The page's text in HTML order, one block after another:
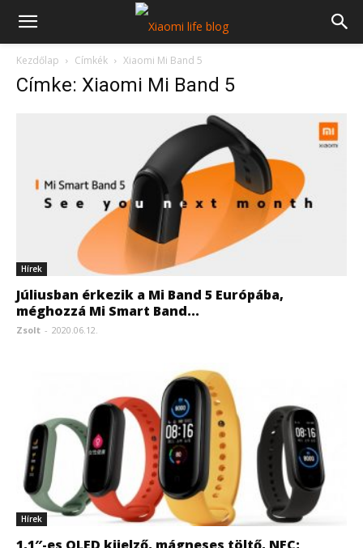
Kezdőlap Címkék Xiaomi Mi Band 5
Címke: Xiaomi Mi Band 5
Hírek
Júliusban érkezik a Mi Band 5 Európába,
méghozzá Mi Smart Band...
Zsolt - 2020.06.12.
Hírek